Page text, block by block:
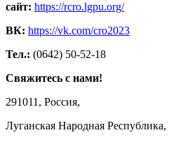
сайт: https://rcro.lgpu.org/
ВК: https://vk.com/cro2023
Тел.: (0642) 50-52-18
Свяжитесь с нами!
291011, Россия,
Луганская Народная Республика,